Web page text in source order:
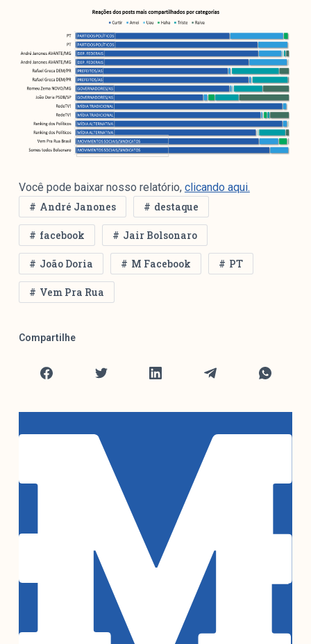
Você pode baixar nosso relatório, clicando aqui.
André Janones
destaque
facebook Jair Bolsonaro
João Doria M Facebook PT
Vem Pra Rua
Compartilhe